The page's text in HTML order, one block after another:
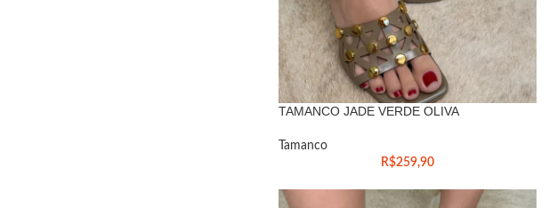
TAMANCO JADE VERDE OLIVA
Tamanco
R$259,90